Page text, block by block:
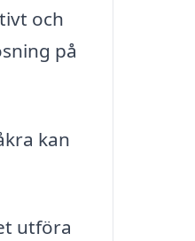
och
på
kan
utföra